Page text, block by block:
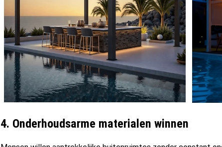
4. Onderhoudsarme materialen winnen